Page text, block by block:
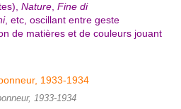
Nature Fine di
, etc, oscillant entre geste
de matières et de couleurs jouant
1933-1934